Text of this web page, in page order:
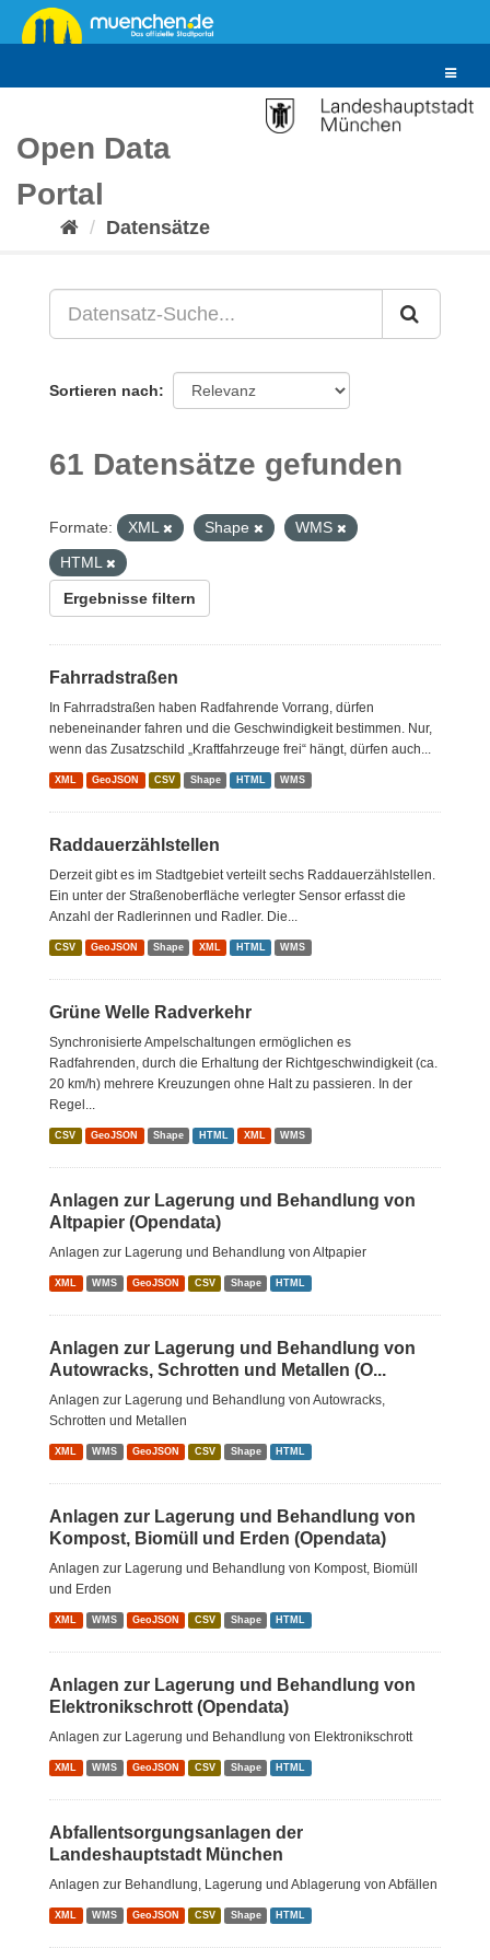
Überspringen
zum
Toggle
Open Data
Portal
Datensätze
Sortieren nach
61 Datensätze gefunden
Formate: XML Shape
WMS
HTML
Ergebnisse filtern
Fahrradstraßen
In Fahrradstraßen haben Radfahrende Vorrang, dürfen
nebeneinander fahren und die Geschwindigkeit bestimmen. Nur,
wenn das Zusatzschild „Kraftfahrzeuge frei“ hängt, dürfen auch...
XML GeoJSON CSV Shape HTML WMS
Raddauerzählstellen
Derzeit gibt es im Stadtgebiet verteilt sechs Raddauerzählstellen.
Ein unter der Straßenoberfläche verlegter Sensor erfasst die
Anzahl der Radlerinnen und Radler. Die...
CSV GeoJSON Shape XML HTML WMS
Grüne Welle Radverkehr
Synchronisierte Ampelschaltungen ermöglichen es
Radfahrenden, durch die Erhaltung der Richtgeschwindigkeit (ca.
20 km/h) mehrere Kreuzungen ohne Halt zu passieren. In der
Regel...
CSV GeoJSON Shape HTML XML WMS
Anlagen zur Lagerung und Behandlung von
Altpapier (Opendata)
Anlagen zur Lagerung und Behandlung von Altpapier
XML WMS GeoJSON CSV Shape HTML
Anlagen zur Lagerung und Behandlung von
Autowracks, Schrotten und Metallen (O...
Anlagen zur Lagerung und Behandlung von Autowracks,
Schrotten und Metallen
XML WMS GeoJSON CSV Shape HTML
Anlagen zur Lagerung und Behandlung von
Kompost, Biomüll und Erden (Opendata)
Anlagen zur Lagerung und Behandlung von Kompost, Biomüll
und Erden
XML WMS GeoJSON CSV Shape HTML
Anlagen zur Lagerung und Behandlung von
Elektronikschrott (Opendata)
Anlagen zur Lagerung und Behandlung von Elektronikschrott
XML WMS GeoJSON CSV Shape HTML
Abfallentsorgungsanlagen der
Landeshauptstadt München
Anlagen zur Behandlung, Lagerung und Ablagerung von Abfällen
XML WMS GeoJSON CSV Shape HTML